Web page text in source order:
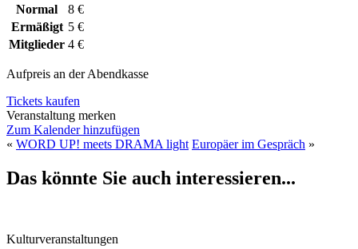
Normal
8 €
Ermäßigt 5 €
Mitglieder 4 €
Aufpreis an der Abendkasse
Tickets kaufen
Veranstaltung merken
Zum Kalender hinzufügen
« WORD UP! meets DRAMA light Europäer im Gespräch »
Das könnte Sie auch interessieren...
Kulturveranstaltungen